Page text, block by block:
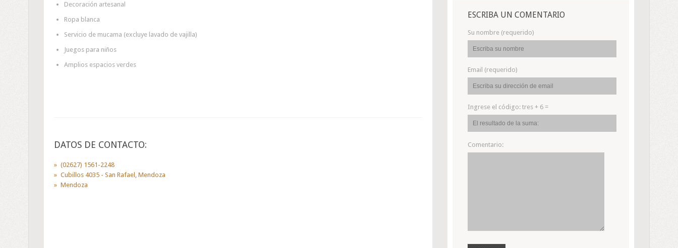
Decoración artesanal
Ropa blanca
Servicio de mucama (excluye lavado de vajilla)
Juegos para niños
Amplios espacios verdes
DATOS DE CONTACTO:
(02627) 1561-2248
Cubillos 4035 - San Rafael, Mendoza
Mendoza
ESCRIBA UN COMENTARIO
Su nombre (requerido)
Email (requerido)
Ingrese el código: tres + 6 =
Comentario: